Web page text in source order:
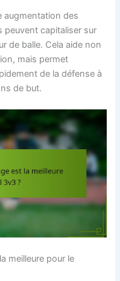
augmentation des
peuvent capitaliser sur
de balle. Cela aide non
mais permet
de la défense à
de but.
meilleure pour le